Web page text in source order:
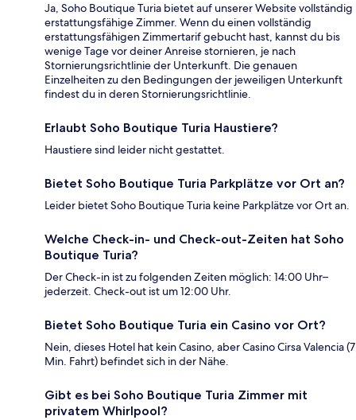
Ja, Soho Boutique Turia bietet auf unserer Website vollständig
erstattungsfähige Zimmer. Wenn du einen vollständig
erstattungsfähigen Zimmertarif gebucht hast, kannst du bis
wenige Tage vor deiner Anreise stornieren, je nach
Stornierungsrichtlinie der Unterkunft. Die genauen
Einzelheiten zu den Bedingungen der jeweiligen Unterkunft
findest du in deren Stornierungsrichtlinie.
Erlaubt Soho Boutique Turia Haustiere?
Haustiere sind leider nicht gestattet.
Bietet Soho Boutique Turia Parkplätze vor Ort an?
Leider bietet Soho Boutique Turia keine Parkplätze vor Ort an.
Welche Check-in- und Check-out-Zeiten hat Soho
Boutique Turia?
Der Check-in ist zu folgenden Zeiten möglich: 14:00 Uhr–
jederzeit. Check-out ist um 12:00 Uhr.
Bietet Soho Boutique Turia ein Casino vor Ort?
Nein, dieses Hotel hat kein Casino, aber Casino Cirsa Valencia (7
Min. Fahrt) befindet sich in der Nähe.
Gibt es bei Soho Boutique Turia Zimmer mit
privatem Whirlpool?